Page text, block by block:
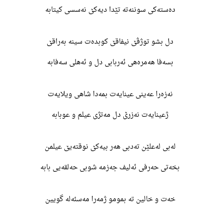
دەستەکی سوننەتە تێدا دیەکێ نەسسی کیتابە
دل بشو توژڤێ نیفاقێ کوبدەت سینە بەراقێ
بسەفا هەمرەهی ئەربابی دل و ئەهلی سەفابە
نەزەرا عەینی عینایەت بمەدا شاهی ویلایەت
ژعینایەت نەزرێ دل مەتژی عیلم و عوبابە
لەبی لەعلێن تەدبی هەر بیەکێ نوقتەیێ عیلمن
بخەتی حەرفی ئەلیف جەزمە شوبی حەلقەیی بابە
خەت و خالین تە بمومو ژمەرا مەسئەلە گویین